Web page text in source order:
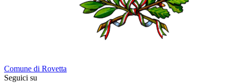
Comune di Rovetta
Seguici su